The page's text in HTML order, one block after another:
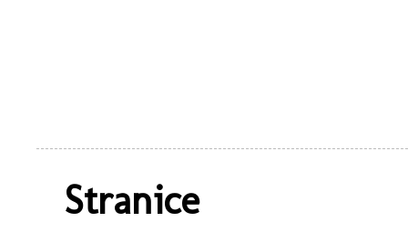
Stranice